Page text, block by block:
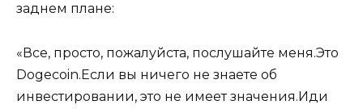
заднем плане:
«Все, просто, пожалуйста, послушайте меня.Это
Dogecoin.Если вы ничего не знаете об
инвестировании, это не имеет значения.Иди